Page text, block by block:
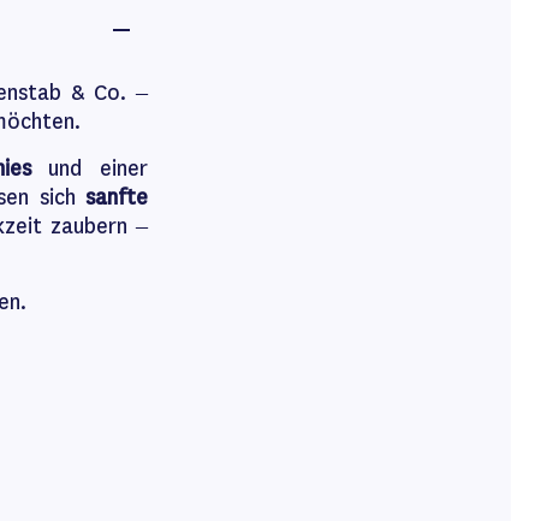
& Co. –
und einer
sich sanfte
zaubern –